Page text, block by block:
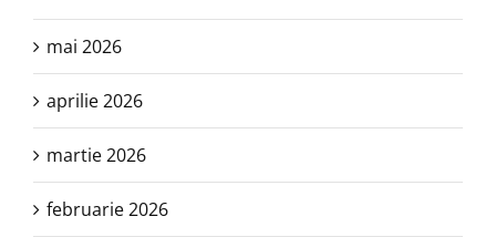
mai 2026
aprilie 2026
martie 2026
februarie 2026